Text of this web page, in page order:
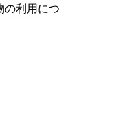
の利用につ